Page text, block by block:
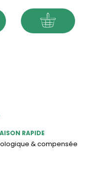
RAPIDE
& compensée